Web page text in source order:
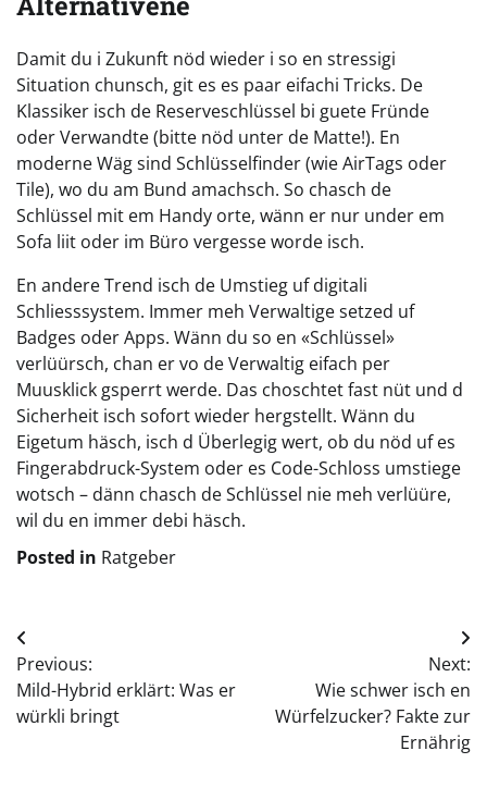
Damit du i Zukunft nöd wieder i so en stressigi
Situation chunsch, git es es paar eifachi Tricks. De
Klassiker isch de Reserveschlüssel bi guete Fründe
oder Verwandte (bitte nöd unter de Matte!). En
moderne Wäg sind Schlüsselfinder (wie AirTags oder
Tile), wo du am Bund amachsch. So chasch de
Schlüssel mit em Handy orte, wänn er nur under em
Sofa liit oder im Büro vergesse worde isch.
En andere Trend isch de Umstieg uf digitali
Schliesssystem. Immer meh Verwaltige setzed uf
Badges oder Apps. Wänn du so en «Schlüssel»
verlüürsch, chan er vo de Verwaltig eifach per
Muusklick gsperrt werde. Das choschtet fast nüt und d
Sicherheit isch sofort wieder hergstellt. Wänn du
Eigetum häsch, isch d Überlegig wert, ob du nöd uf es
Fingerabdruck-System oder es Code-Schloss umstiege
wotsch – dänn chasch de Schlüssel nie meh verlüüre,
wil du en immer debi häsch.
Posted in Ratgeber
Beitragsnavigation
Previous:
Mild-Hybrid erklärt: Was er
würkli bringt
Next:
Wie schwer isch en
Würfelzucker? Fakte zur
Ernährig